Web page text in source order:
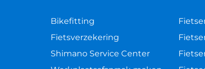
inclusief abonnement voor opsporing
Bikefitting
Fietsverzekering
Shimano Service Center